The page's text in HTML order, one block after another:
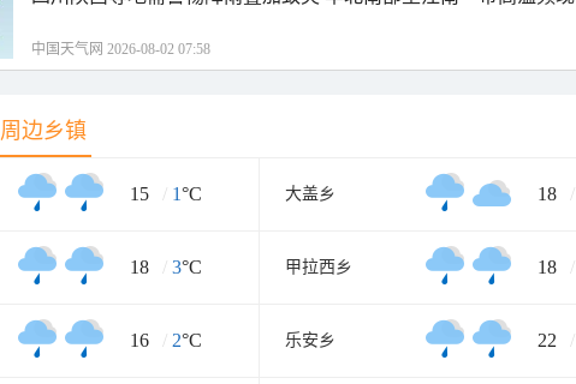
中国天气网 2026-08-02 07:58
周边乡镇
15 / 1°C 大盖乡 18 /
18 / 3°C 甲拉西乡 18 /
16 / 2°C 乐安乡 22 /